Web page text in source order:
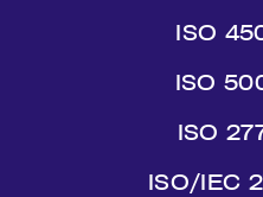
ISO
ISO
ISO
ISO/IEC